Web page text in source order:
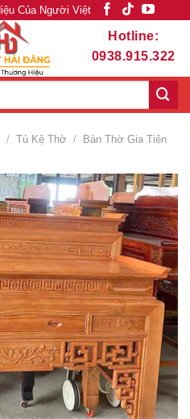
Của Người Việt
Hotline:
0938.915.322
/ Tủ Kệ Thờ / Bàn Thờ Gia Tiên